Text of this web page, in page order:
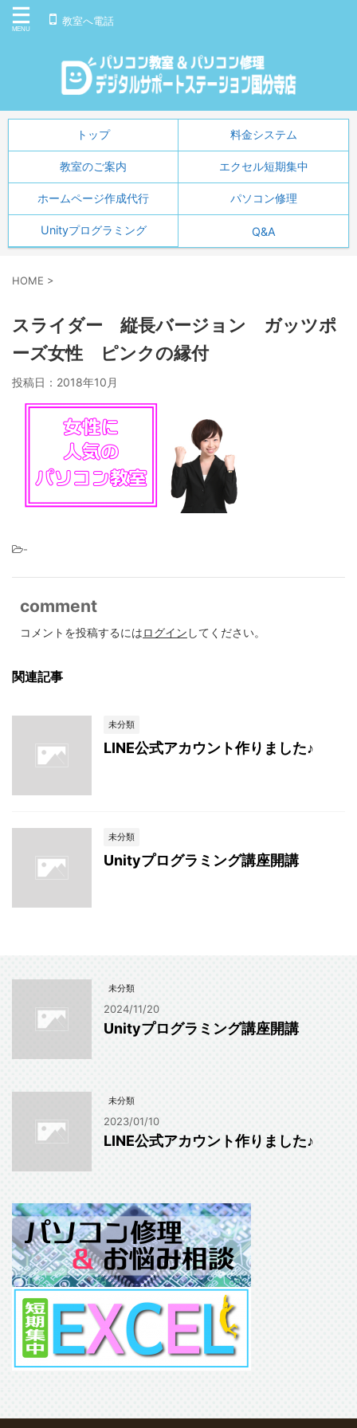
教室へ電話
トップ 料金システム
教室のご案内 エクセル短期集中
ホームページ作成代行 パソコン修理
Unityプログラミング Q&A
HOME >
スライダー 縦長バージョン ガッツポ
ーズ女性 ピンクの縁付
投稿日： 2018年10月
-
comment
コメントを投稿するにはログイン してください。
関連記事
未分類
LINE公式アカウント作りました♪
未分類
Unityプログラミング講座開講
未分類
2024/11/20
Unityプログラミング講座開講
未分類
2023/01/10
LINE公式アカウント作りました♪